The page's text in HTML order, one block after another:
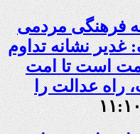
فرهنگی مردمی
نشانه تداوم
است تا امت
راه عدالت را